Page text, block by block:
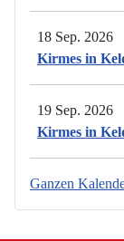
18 Sep. 2026
Kirmes in
19 Sep. 2026
Kirmes in
Ganzen